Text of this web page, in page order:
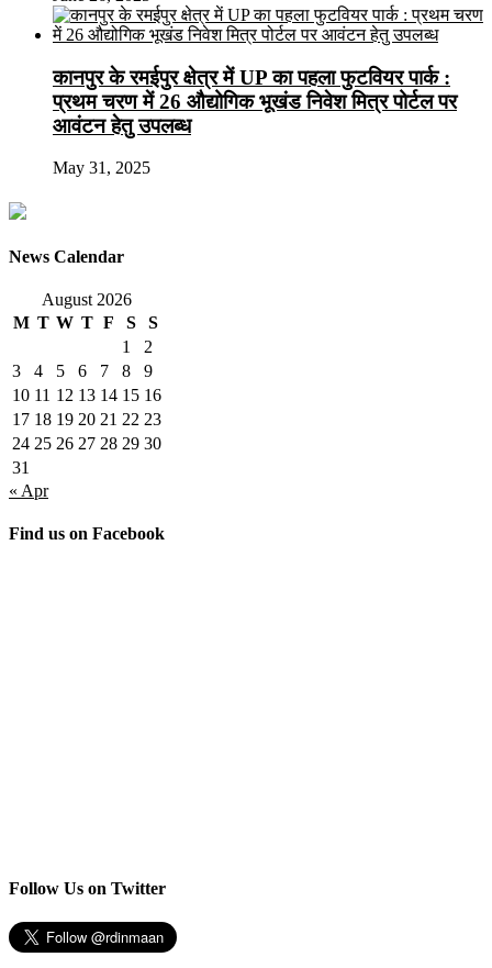
कानपुर के रमईपुर क्षेत्र में UP का पहला फुटवियर पार्क :
प्रथम चरण में 26 औद्योगिक भूखंड निवेश मित्र पोर्टल पर
आवंटन हेतु उपलब्ध
May 31, 2025
News Calendar
August 2026
M T W T F S
S
1
2
3
4 5 6 7 8
9
10 11 12 13 14 15 16
17 18 19 20 21 22 23
24 25 26 27 28 29 30
31
« Apr
Find us on Facebook
Follow Us on Twitter